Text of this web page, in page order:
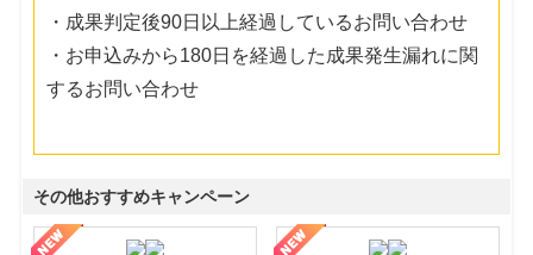
・成果判定後90日以上経過しているお問い合わせ
・お申込みから180日を経過した成果発生漏れに関
するお問い合わせ
その他おすすめキャンペーン